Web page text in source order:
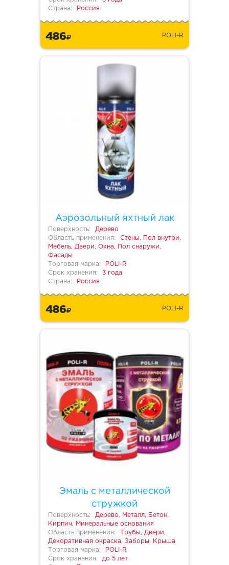
Страна:
Россия
486 POLI-R
Аэрозольный яхтный лак
Поверхность:
Дерево
Область применения:
Стены, Пол внутри,
Мебель, Двери, Окна, Пол снаружи,
Фасады
Торговая марка:
POLI-R
Срок хранения:
3 года
Страна:
Россия
486 POLI-R
Эмаль с металлической
стружкой
Поверхность:
Дерево, Металл, Бетон,
Кирпич, Минеральные основания
Область применения:
Трубы, Двери,
Декоративная окраска, Заборы, Крыша
Торговая марка:
POLI-R
Срок хранения:
до 5 лет